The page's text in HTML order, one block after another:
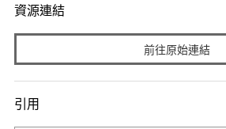
資源連結
前往原始連結
引用